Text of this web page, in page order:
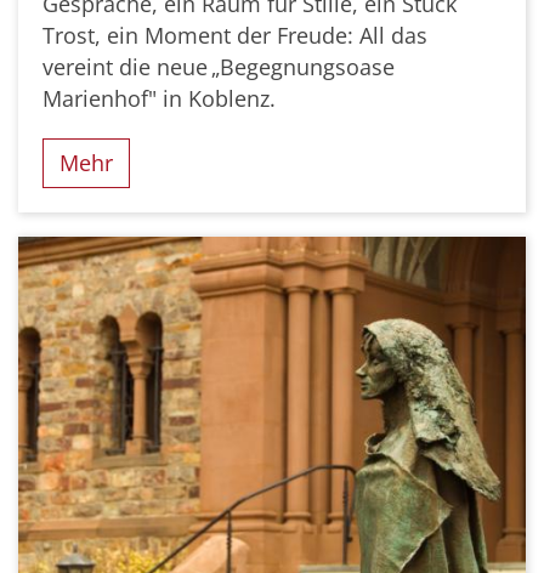
Trost, ein Moment der Freude: All das
vereint die neue „Begegnungsoase
Marienhof" in Koblenz.
Mehr